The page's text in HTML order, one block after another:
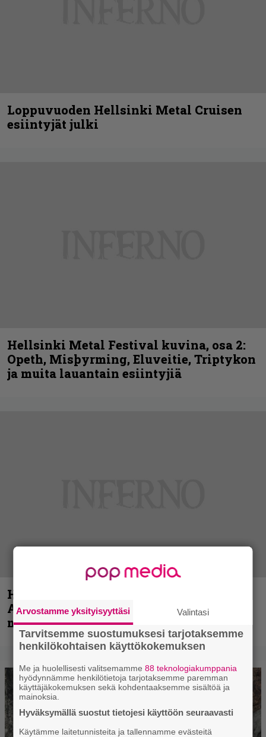
Loppuvuoden Hellsinki Metal Cruisen
esiintyjät julki
Hellsinki Metal Festival kuvina, osa 2:
Opeth, Misþyrming, Eluveitie, Triptykon
ja muita lauantain esiintyjiä
Hellsinki Metal Festival kuvina, osa 1 –
Accept, Carcass, Black Label Society ja
muita avauspäivän esiintyjiä
Arvostamme yksityisyyttäsi Valintasi
Tarvitsemme suostumuksesi tarjotaksemme
henkilökohtaisen käyttökokemuksen
Me ja huolellisesti valitsemamme88 teknologiakumppania
hyödynnämme henkilötietoja tarjotaksemme paremman
käyttäjäkokemuksen sekä kohdentaaksemme sisältöä ja
mainoksia.
Hyväksymällä suostut tietojesi käyttöön seuraavasti
Käytämme laitetunnisteita ja tallennamme evästeitä